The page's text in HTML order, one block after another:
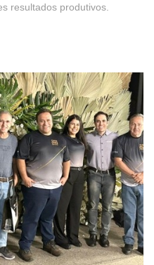
resultados produtivos.